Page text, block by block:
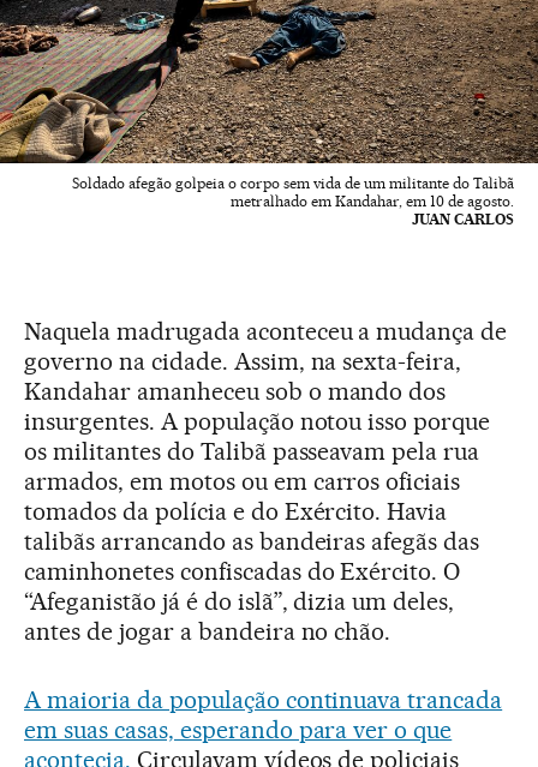
Soldado afegão golpeia o corpo sem vida de um militante do Talibã
metralhado em Kandahar, em 10 de agosto.
JUAN CARLOS
Naquela madrugada aconteceu a mudança de
governo na cidade. Assim, na sexta-feira,
Kandahar amanheceu sob o mando dos
insurgentes. A população notou isso porque
os militantes do Talibã passeavam pela rua
armados, em motos ou em carros oficiais
tomados da polícia e do Exército. Havia
talibãs arrancando as bandeiras afegãs das
caminhonetes confiscadas do Exército. O
“Afeganistão já é do islã”, dizia um deles,
antes de jogar a bandeira no chão.
A maioria da população continuava trancada
em suas casas, esperando para ver o que
acontecia. Circulavam vídeos de policiais